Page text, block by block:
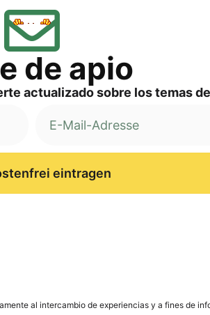
de apio
actua­liz­ado sob­re los temas
eintragen
al inter­cam­bio de expe­ri­en­ci­as y a fines de